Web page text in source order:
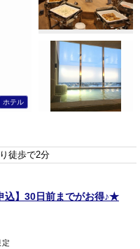
ホテル
徒歩で2分
】30日前までがお得♪★